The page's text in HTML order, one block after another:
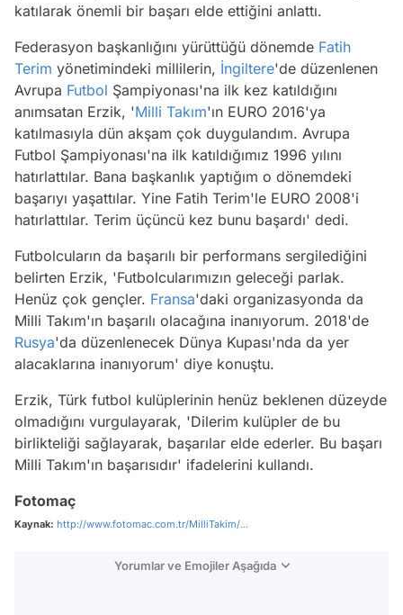
katılarak önemli bir başarı elde ettiğini anlattı.
Federasyon başkanlığını yürüttüğü dönemde Fatih
Terim yönetimindeki millilerin, İngiltere'de düzenlenen
Avrupa Futbol Şampiyonası'na ilk kez katıldığını
anımsatan Erzik, 'Milli Takım'ın EURO 2016'ya
katılmasıyla dün akşam çok duygulandım. Avrupa
Futbol Şampiyonası'na ilk katıldığımız 1996 yılını
hatırlattılar. Bana başkanlık yaptığım o dönemdeki
başarıyı yaşattılar. Yine Fatih Terim'le EURO 2008'i
hatırlattılar. Terim üçüncü kez bunu başardı' dedi.
Futbolcuların da başarılı bir performans sergilediğini
belirten Erzik, 'Futbolcularımızın geleceği parlak.
Henüz çok gençler. Fransa'daki organizasyonda da
Milli Takım'ın başarılı olacağına inanıyorum. 2018'de
Rusya'da düzenlenecek Dünya Kupası'nda da yer
alacaklarına inanıyorum' diye konuştu.
Erzik, Türk futbol kulüplerinin henüz beklenen düzeyde
olmadığını vurgulayarak, 'Dilerim kulüpler de bu
birlikteliği sağlayarak, başarılar elde ederler. Bu başarı
Milli Takım'ın başarısıdır' ifadelerini kullandı.
Fotomaç
Kaynak: http://www.fotomac.com.tr/MilliTakim/...
Yorumlar ve Emojiler Aşağıda